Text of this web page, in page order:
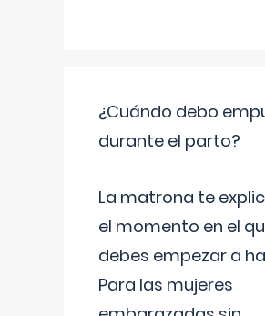
¿Cuándo debo
durante el parto?
La matrona te
el momento en el
debes empezar a
Para las mujeres